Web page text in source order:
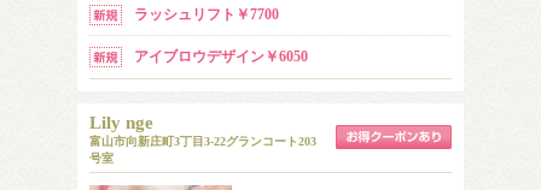
ラッシュリフト￥7700
アイブロウデザイン￥6050
Lily nge
富山市向新庄町3丁目3-22グランコート203
号室